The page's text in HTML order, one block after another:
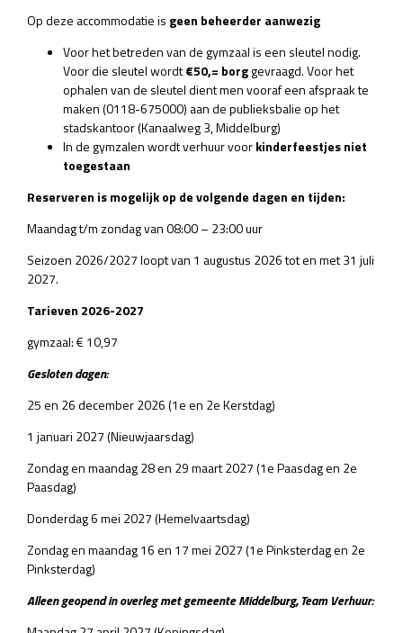
Op deze accommodatie is geen beheerder aanwezig
Voor het betreden van de gymzaal is een sleutel nodig.
Voor die sleutel wordt€50,= borggevraagd. Voor het
ophalen van de sleutel dient men vooraf een afspraak te
maken (0118-675000) aan de publieksbalie op het
stadskantoor (Kanaalweg 3, Middelburg)
In de gymzalen wordt verhuur voorkinderfeestjes niet
toegestaan
Reserveren is mogelijk op de volgende dagen en tijden:
Maandag t/m zondag van 08:00 – 23:00 uur
Seizoen 2026/2027 loopt van 1 augustus 2026 tot en met 31 juli
2027.
Tarieven 2026-2027
gymzaal: € 10,97
Gesloten dagen:
25 en 26 december 2026 (1e en 2e Kerstdag)
1 januari 2027 (Nieuwjaarsdag)
Zondag en maandag 28 en 29 maart 2027 (1e Paasdag en 2e
Paasdag)
Donderdag 6 mei 2027 (Hemelvaartsdag)
Zondag en maandag 16 en 17 mei 2027 (1e Pinksterdag en 2e
Pinksterdag)
Alleen geopend in overleg met gemeente Middelburg, Team Verhuur: